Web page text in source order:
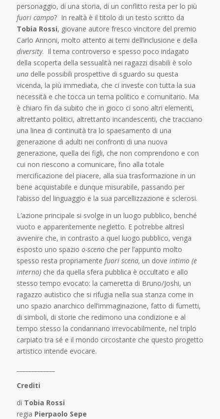
personaggio, di una storia, di un conflitto resta per lo più
fuori campo? In realtà è il titolo di un testo scritto da
Tobia Rossi, giovane autore fresco vincitore del premio
Carlo Annoni, molto attento ai temi dell’inclusione e della
diversity. Il tema controverso e spesso poco indagato
della scoperta della sessualità nei ragazzi disabili è solo
una delle possibili prospettive di sguardo su questa
vicenda, la più immediata, che ci investe con tutta la sua
necessità e che tocca un tema politico e comunitario. Ma
è chiaro fin da subito che in gioco ci sono altri elementi,
altrettanto politici, altrettanto incandescenti, che tracciano
una linea di continuità tra lo spaesamento di una
generazione di adulti nei confronti di una nuova
generazione, quella dei figli, che non comprendono e con
cui non riescono a comunicare, fino alla totale
mercificazione del piacere, alla sua trasformazione in un
bene acquistabile e dunque misurabile, passando per
l’abisso del linguaggio e la sua parcellizzazione e sclerosi.
L’azione principale si svolge in un luogo pubblico, benché
vuoto e apparentemente negletto. E potrebbe altresì
avvenire che, in contrasto a quel luogo pubblico, venga
esposto uno spazio o-sceno che per l’appunto molto
spesso resta propriamente fuori scena, un dove intimo (e
interno) che da quella sfera pubblica è occultato e allo
stesso tempo evocato: la cameretta di Bruno/Joshi, un
ragazzo autistico che si rifugia nella sua stanza come in
uno spazio anarchico dell’immaginazione, fatto di fumetti,
di simboli, di storie che redimono una condizione e al
tempo stesso la condannano irrevocabilmente, nel triplo
carpiato tra sé e il mondo circostante che questo progetto
artistico intende evocare.
Crediti
di Tobia Rossi
regia Pierpaolo Sepe